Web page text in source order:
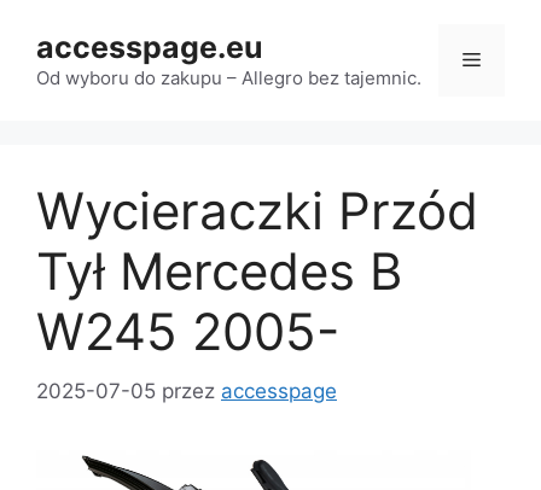
treści
accesspage.eu
Od wyboru do zakupu – Allegro bez tajemnic.
Menu
Wycieraczki Przód
Tył Mercedes B
W245 2005-
2025-07-05 przez accesspage